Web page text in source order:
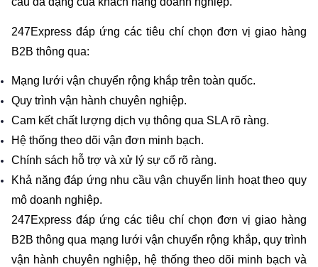
247Express đáp ứng các tiêu chí chọn đơn vị giao hàng
B2B thông qua:
Mạng lưới vận chuyển rộng khắp trên toàn quốc.
Quy trình vận hành chuyên nghiệp.
Cam kết chất lượng dịch vụ thông qua SLA rõ ràng.
Hệ thống theo dõi vận đơn minh bạch.
Chính sách hỗ trợ và xử lý sự cố rõ ràng.
Khả năng đáp ứng nhu cầu vận chuyển linh hoạt theo quy
mô doanh nghiệp.
247Express đáp ứng các tiêu chí chọn đơn vị giao hàng
B2B thông qua mạng lưới vận chuyển rộng khắp, quy trình
vận hành chuyên nghiệp, hệ thống theo dõi minh bạch và